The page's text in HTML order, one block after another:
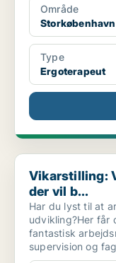
Område
Storkøbenhavn
Type
Ergoterapeut
Vikarstilling: Vi
Vikarstilling:
der vil b...
Har du lyst til at
udvikling?Her får
fantastisk
supervision og